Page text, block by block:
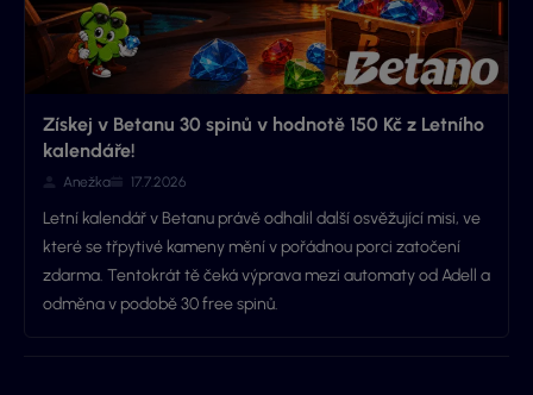
Získej v Betanu 30 spinů v hodnotě 150 Kč z Letního
kalendáře!
Anežka 17.7.2026
Letní kalendář v Betanu právě odhalil další osvěžující misi, ve
které se třpytivé kameny mění v pořádnou porci zatočení
zdarma. Tentokrát tě čeká výprava mezi automaty od Adell a
odměna v podobě 30 free spinů.